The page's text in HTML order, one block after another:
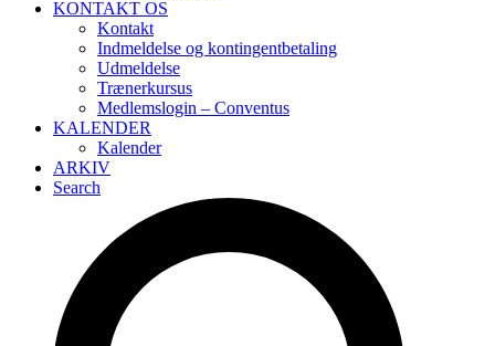
KONTAKT OS
Kontakt
Indmeldelse og kontingentbetaling
Udmeldelse
Trænerkursus
Medlemslogin – Conventus
KALENDER
Kalender
ARKIV
Search